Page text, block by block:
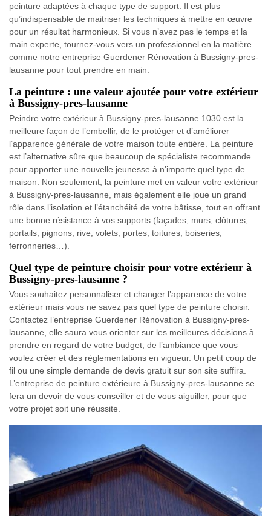
peinture adaptées à chaque type de support. Il est plus
qu’indispensable de maitriser les techniques à mettre en œuvre
pour un résultat harmonieux. Si vous n’avez pas le temps et la
main experte, tournez-vous vers un professionnel en la matière
comme notre entreprise Guerdener Rénovation à Bussigny-pres-
lausanne pour tout prendre en main.
La peinture : une valeur ajoutée pour votre extérieur
à Bussigny-pres-lausanne
Peindre votre extérieur à Bussigny-pres-lausanne 1030 est la
meilleure façon de l’embellir, de le protéger et d’améliorer
l’apparence générale de votre maison toute entière. La peinture
est l’alternative sûre que beaucoup de spécialiste recommande
pour apporter une nouvelle jeunesse à n’importe quel type de
maison. Non seulement, la peinture met en valeur votre extérieur
à Bussigny-pres-lausanne, mais également elle joue un grand
rôle dans l’isolation et l’étanchéité de votre bâtisse, tout en offrant
une bonne résistance à vos supports (façades, murs, clôtures,
portails, pignons, rive, volets, portes, toitures, boiseries,
ferronneries…).
Quel type de peinture choisir pour votre extérieur à
Bussigny-pres-lausanne ?
Vous souhaitez personnaliser et changer l’apparence de votre
extérieur mais vous ne savez pas quel type de peinture choisir.
Contactez l’entreprise Guerdener Rénovation à Bussigny-pres-
lausanne, elle saura vous orienter sur les meilleures décisions à
prendre en regard de votre budget, de l’ambiance que vous
voulez créer et des réglementations en vigueur. Un petit coup de
fil ou une simple demande de devis gratuit sur son site suffira.
L’entreprise de peinture extérieure à Bussigny-pres-lausanne se
fera un devoir de vous conseiller et de vous aiguiller, pour que
votre projet soit une réussite.